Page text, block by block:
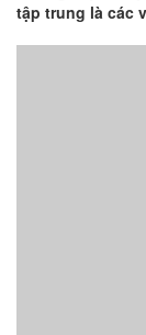
tập trung là các